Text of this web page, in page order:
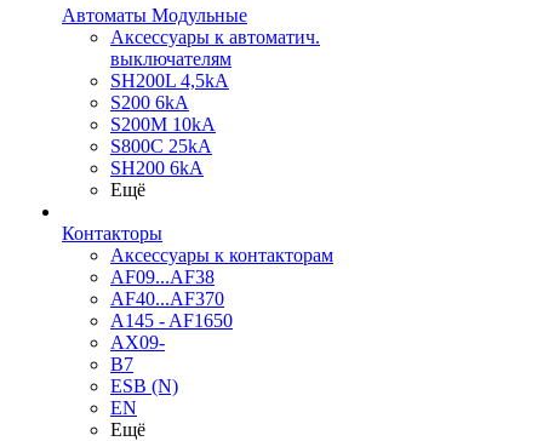
Автоматы Модульные
Аксессуары к автоматич.
выключателям
SH200L 4,5kA
S200 6kA
S200M 10kA
S800C 25kA
SH200 6kA
Ещё
Контакторы
Аксессуары к контакторам
AF09...AF38
AF40...AF370
A145 - AF1650
AX09-
B7
ESB (N)
EN
Ещё